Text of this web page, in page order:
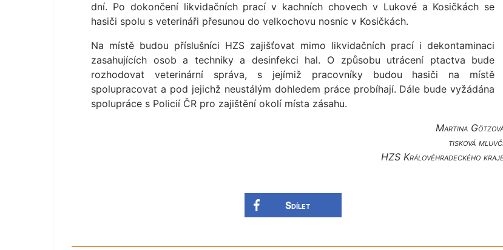
dní. Po dokončení likvidačních prací v kachních chovech v Lukové a Kosičkách se
hasiči spolu s veterináři přesunou do velkochovu nosnic v Kosičkách.
Na místě budou příslušníci HZS zajišťovat mimo likvidačních prací i dekontaminaci
zasahujících osob a techniky a desinfekci hal. O způsobu utrácení ptactva bude
rozhodovat veterinární správa, s jejímiž pracovníky budou hasiči na místě
spolupracovat a pod jejichž neustálým dohledem práce probíhají. Dále bude vyžádána
spolupráce s Policií ČR pro zajištění okolí místa zásahu.
Martina
tisková
HZS Královéhradec­kého
Sdílet